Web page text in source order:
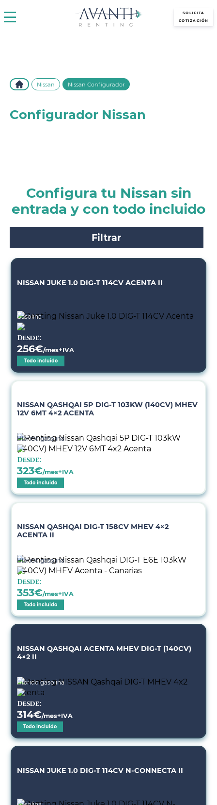
SOLICITA
COTIZACIÓN
Nissan Nissan Configurador
Configurador Nissan
Configura tu Nissan sin
entrada y con todo incluido
Filtrar
NISSAN JUKE 1.0 DIG-T 114CV ACENTA II
Gasolina
Desde:
256€/mes+IVA
Todo incluido
NISSAN QASHQAI 5P DIG-T 103KW (140CV) MHEV
12V 6MT 4×2 ACENTA
Híbrido gasolina
Desde:
323€/mes+IVA
Todo incluido
NISSAN QASHQAI DIG-T 158CV MHEV 4×2
ACENTA II
Híbrido gasolina
Desde:
353€/mes+IVA
Todo incluido
NISSAN QASHQAI ACENTA MHEV DIG-T (140CV)
4×2 II
Híbrido gasolina
Desde:
314€/mes+IVA
Todo incluido
NISSAN JUKE 1.0 DIG-T 114CV N-CONNECTA II